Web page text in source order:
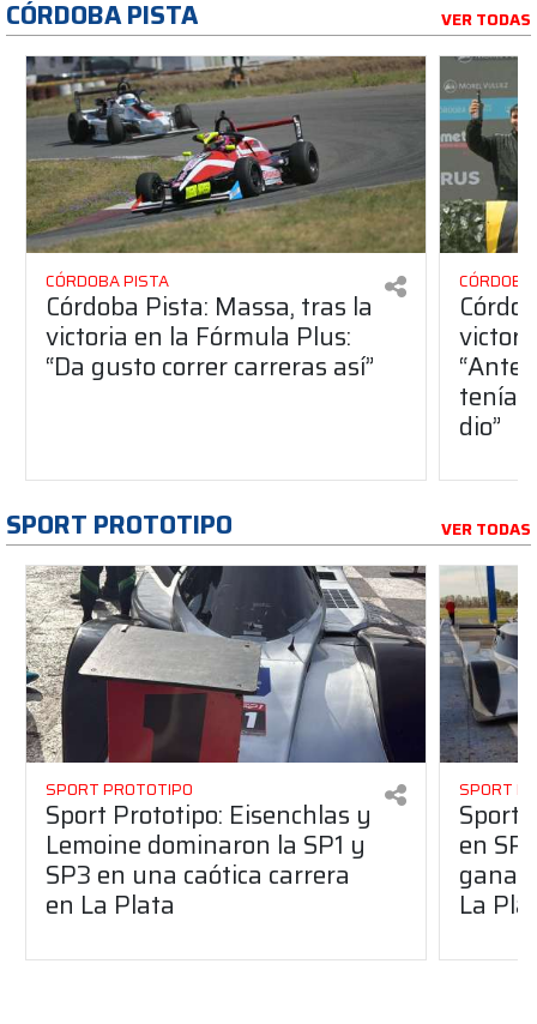
CÓRDOBA PISTA VER TODAS
CÓRDOBA PISTA
Córdoba Pista: Massa, tras la
victoria en la Fórmula Plus:
“Da gusto correr carreras así”
dio”
SPORT PROTOTIPO VER TODAS
SPORT PROTOTIPO
Sport Prototipo: Eisenchlas y
Lemoine dominaron la SP1 y
SP3 en una caótica carrera
en La Plata
SPORT
Sport
en
La